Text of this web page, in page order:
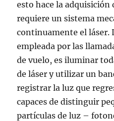
esto hace la adquisición
requiere un sistema
continuamente el láser.
empleada por las
de vuelo, es iluminar
de láser y utilizar un
registrar la luz que
capaces de distinguir
partículas de luz –